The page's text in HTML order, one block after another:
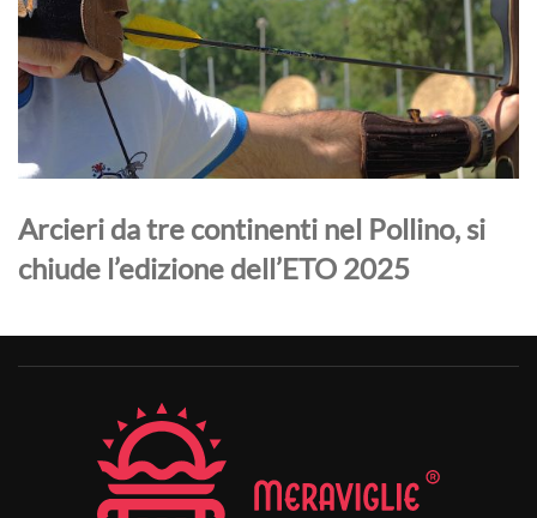
Arcieri da tre continenti nel Pollino, si
chiude l’edizione dell’ETO 2025